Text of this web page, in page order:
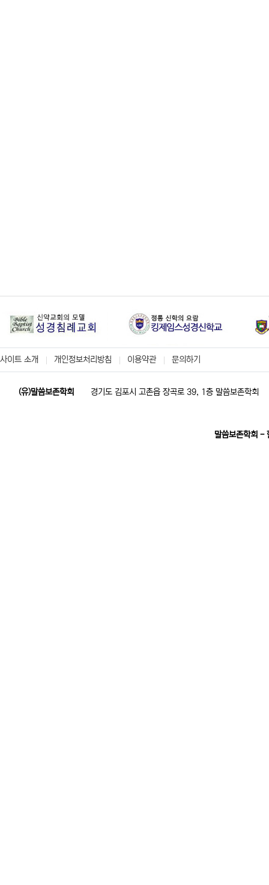
사이트 소개 개인정보처리방침 이용약관 문의하기
(유)말씀보존학회 경기도 김포시 고촌읍 장곡로 39, 1층 말씀보존학회
말씀보존학회 -